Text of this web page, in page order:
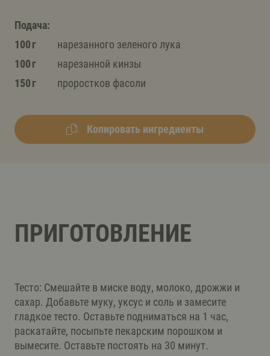
Подача:
100 г
нарезанного зеленого лука
100 г
нарезанной кинзы
150 г
проростков фасоли
Копировать ингредиенты
ПРИГОТОВЛЕНИЕ
Тесто: Смешайте в миске воду, молоко, дрожжи и
сахар. Добавьте муку, уксус и соль и замесите
гладкое тесто. Оставьте подниматься на 1 час,
раскатайте, посыпьте пекарским порошком и
вымесите. Оставьте постоять на 30 минут.